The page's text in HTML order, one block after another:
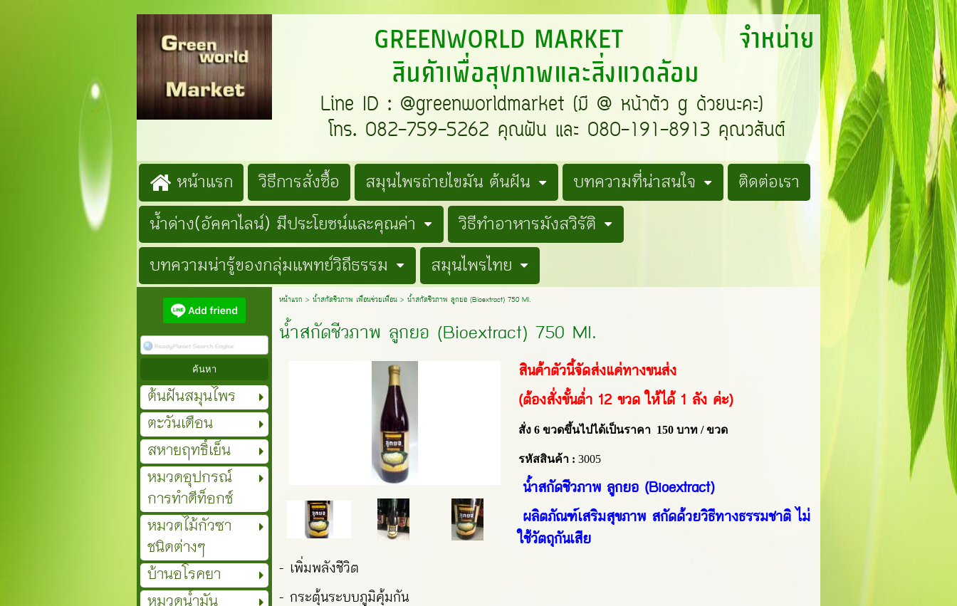
GREENWORLD MARKET จำหน่าย
สินค้าเพื่อสุขภาพและสิ่งแวดล้อม
Line ID : @greenworldmarket (มี @ หน้าตัว g ด้วยนะคะ)
โทร. 082-759-5262 คุณฝัน และ 080-191-8913 คุณวสันต์
หน้าแรก วิธีการสั่งซื้อ สมุนไพรถ่ายไขมัน ต้นฝัน บทความที่น่าสนใจ
ติดต่อเรา
น้ำด่าง(อัคคาไลน์) มีประโยชน์และคุณค่า
วิธีทำอาหารมังสวิรัติ
บทความน่ารู้ของกลุ่มแพทย์วิถีธรรม
สมุนไพรไทย
ต้นฝันสมุนไพร
ตะวันเดือน
สหายฤทธิ์เย็น
หมวดอุปกรณ์
การทำดีท็อกช์
หมวดไม้กัวซา
ชนิดต่างๆ
บ้านอโรคยา
หน้าแรก > น้ำสกัดชีวภาพ เพื่อนช่วยเพื่อน> น้ำสกัดชีวภาพ ลูกยอ (Bioextract) 750 Ml.
น้ำสกัดชีวภาพ ลูกยอ (Bioextract) 750 Ml.
สินค้าตัวนี้จัดส่งแค่ทางขนส่ง
(ต้องสั่งขั้นต่ำ 12 ขวด ให้ได้ 1 ลัง ค่ะ)
สั่ง6ขวดขึ้นไปได้เป็นราคา 150บาท / ขวด
รหัสสินค้า : 3005
น้ำสกัดชีวภาพ ลูกยอ (Bioextract)
ผลิตภัณฑ์เสริมสุขภาพ สกัดด้วยวิธีทางธรรมชาติ ไม่
ใช้วัตถุกันเสีย
- เพิ่มพลังชีวิต
- กระตุ้นระบบภูมิคุ้มกัน